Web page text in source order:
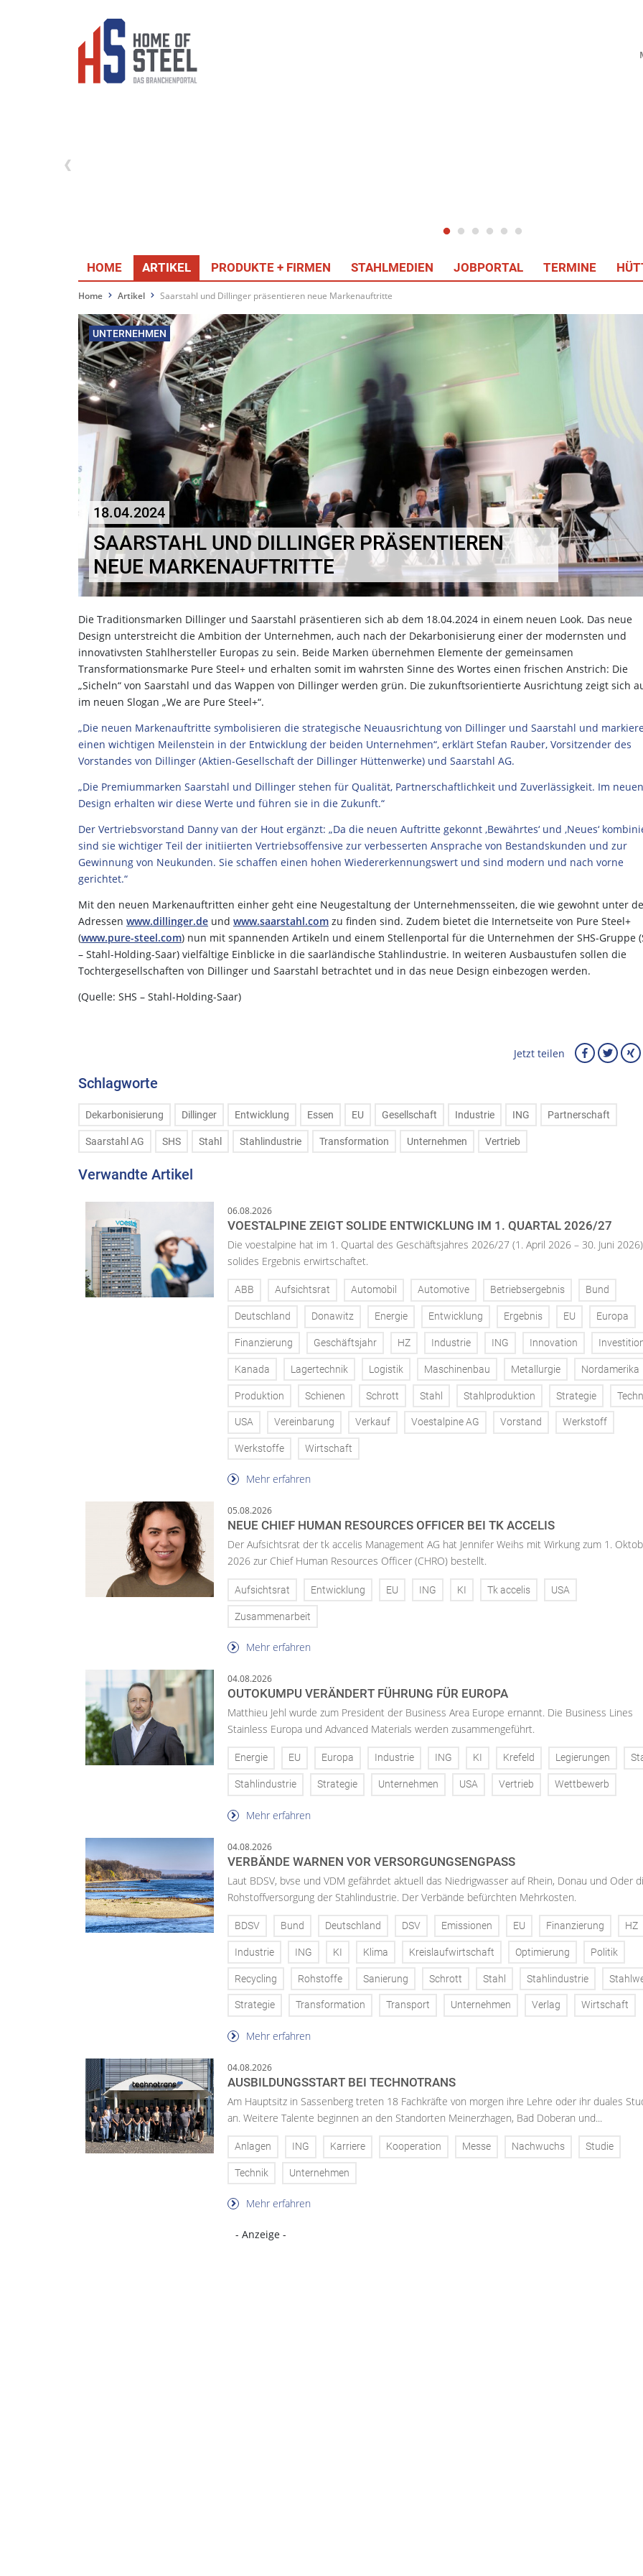
HOME ARTIKEL PRODUKTE + FIRMEN STAHLMEDIEN JOBPORTAL TERMINE
Home Artikel Saarstahl und Dillinger präsentieren neue Markenauftritte
UNTERNEHMEN
18.04.2024
SAARSTAHL UND DILLINGER PRÄSENTIEREN
NEUE MARKENAUFTRITTE
Die Traditionsmarken Dillinger und Saarstahl präsentieren sich ab dem 18.04.2024 in einem neuen Look. Das neue
Design unterstreicht die Ambition der Unternehmen, auch nach der Dekarbonisierung einer der modernsten und
innovativsten Stahlhersteller Europas zu sein. Beide Marken übernehmen Elemente der gemeinsamen
Transformationsmarke Pure Steel+ und erhalten somit im wahrsten Sinne des Wortes einen frischen Anstrich: Die
„Sicheln“ von Saarstahl und das Wappen von Dillinger werden grün. Die zukunftsorientierte Ausrichtung zeigt sich
im neuen Slogan „We are Pure Steel+“.
„Die neuen Markenauftritte symbolisieren die strategische Neuausrichtung von Dillinger und Saarstahl und
einen wichtigen Meilenstein in der Entwicklung der beiden Unternehmen“, erklärt Stefan Rauber, Vorsitzender des
Vorstandes von Dillinger (Aktien-Gesellschaft der Dillinger Hüttenwerke) und Saarstahl AG.
„Die Premiummarken Saarstahl und Dillinger stehen für Qualität, Partnerschaftlichkeit und Zuverlässigkeit. Im neuen
Design erhalten wir diese Werte und führen sie in die Zukunft.“
Der Vertriebsvorstand Danny van der Hout ergänzt: „Da die neuen Auftritte gekonnt ‚Bewährtes‘ und ‚Neues‘
sind sie wichtiger Teil der initiierten Vertriebsoffensive zur verbesserten Ansprache von Bestandskunden und zur
Gewinnung von Neukunden. Sie schaffen einen hohen Wiedererkennungswert und sind modern und nach vorne
gerichtet.“
Mit den neuen Markenauftritten einher geht eine Neugestaltung der Unternehmensseiten, die wie gewohnt unter
Adressen www.dillinger.de und www.saarstahl.com zu finden sind. Zudem bietet die Internetseite von Pure Steel+
(www.pure-steel.com) nun mit spannenden Artikeln und einem Stellenportal für die Unternehmen der SHS-Gruppe
– Stahl-Holding-Saar) vielfältige Einblicke in die saarländische Stahlindustrie. In weiteren Ausbaustufen sollen die
Tochtergesellschaften von Dillinger und Saarstahl betrachtet und in das neue Design einbezogen werden.
(Quelle: SHS – Stahl-Holding-Saar)
Jetzt teilen
Schlagworte
Dekarbonisierung Dillinger Entwicklung Essen EU Gesellschaft Industrie ING Partnerschaft
Saarstahl AG SHS Stahl Stahlindustrie Transformation Unternehmen Vertrieb
Verwandte Artikel
06.08.2026
VOESTALPINE ZEIGT SOLIDE ENTWICKLUNG IM 1. QUARTAL 2026/27
Die voestalpine hat im 1. Quartal des Geschäftsjahres 2026/27 (1. April 2026 – 30. Juni
solides Ergebnis erwirtschaftet.
ABB Aufsichtsrat Automobil Automotive Betriebsergebnis Bund
Deutschland Donawitz Energie Entwicklung Ergebnis EU Europa
Finanzierung Geschäftsjahr HZ Industrie ING Innovation
Kanada Lagertechnik Logistik Maschinenbau Metallurgie Nordamerika
Produktion Schienen Schrott Stahl Stahlproduktion Strategie
USA Vereinbarung Verkauf Voestalpine AG Vorstand Werkstoff
Werkstoffe Wirtschaft
Mehr erfahren
05.08.2026
NEUE CHIEF HUMAN RESOURCES OFFICER BEI TK ACCELIS
Der Aufsichtsrat der tk accelis Management AG hat Jennifer Weihs mit Wirkung zum 1.
2026 zur Chief Human Resources Officer (CHRO) bestellt.
Aufsichtsrat Entwicklung EU ING KI Tk accelis USA
Zusammenarbeit
Mehr erfahren
04.08.2026
OUTOKUMPU VERÄNDERT FÜHRUNG FÜR EUROPA
Matthieu Jehl wurde zum President der Business Area Europe ernannt. Die Business Lines
Stainless Europa und Advanced Materials werden zusammengeführt.
Energie EU Europa Industrie ING KI Krefeld Legierungen
Stahlindustrie Strategie Unternehmen USA Vertrieb Wettbewerb
Mehr erfahren
04.08.2026
VERBÄNDE WARNEN VOR VERSORGUNGSENGPASS
Laut BDSV, bvse und VDM gefährdet aktuell das Niedrigwasser auf Rhein, Donau und Oder
Rohstoffversorgung der Stahlindustrie. Der Verbände befürchten Mehrkosten.
BDSV Bund Deutschland DSV Emissionen EU Finanzierung HZ
Industrie ING KI Klima Kreislaufwirtschaft Optimierung Politik
Recycling Rohstoffe Sanierung Schrott Stahl Stahlindustrie
Strategie Transformation Transport Unternehmen Verlag Wirtschaft
Mehr erfahren
04.08.2026
AUSBILDUNGSSTART BEI TECHNOTRANS
Am Hauptsitz in Sassenberg treten 18 Fachkräfte von morgen ihre Lehre oder ihr duales
an. Weitere Talente beginnen an den Standorten Meinerzhagen, Bad Doberan und...
Anlagen ING Karriere Kooperation Messe Nachwuchs Studie
Technik Unternehmen
Mehr erfahren
- Anzeige -